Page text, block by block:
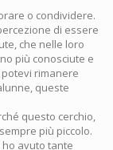
o condividere.
di essere
che nelle loro
più conosciute e
rimanere
queste
questo cerchio,
più piccolo.
ho avuto tante